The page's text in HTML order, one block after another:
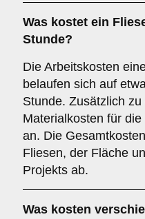
Was kostet ein
Stunde?
Die Arbeitskosten
belaufen sich auf
Stunde. Zusätzlich
Materialkosten für
an. Die
Fliesen, der Fläche
Projekts ab.
Was kosten